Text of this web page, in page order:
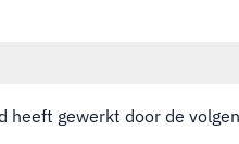
heeft gewerkt door de